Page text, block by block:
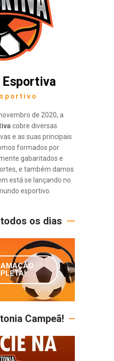
de 2020, a
cobre diversas
e as suas principais
formados por
gabaritados e
e também damos
está se lançando no
esportivo.
os dias
Campeã!